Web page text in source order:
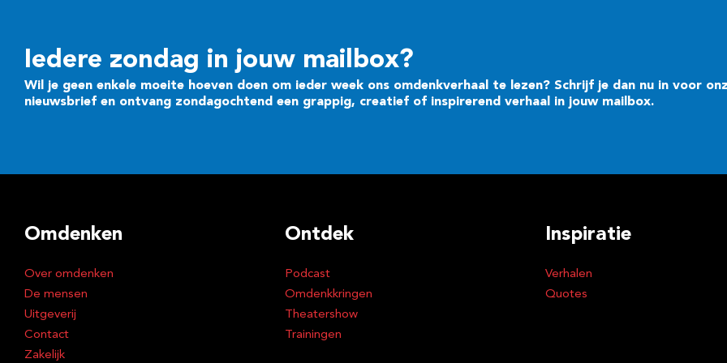
Iedere zondag in jouw mailbox?
Wil je geen enkele moeite hoeven doen om ieder week ons omdenkverhaal te lezen? Schrijf je dan nu in voor
nieuwsbrief en ontvang zondagochtend een grappig, creatief of inspirerend verhaal in jouw mailbox.
Omdenken
Over omdenken
De mensen
Uitgeverij
Contact
Zakelijk
Ontdek
Podcast
Omdenkkringen
Theatershow
Trainingen
Inspiratie
Verhalen
Quotes